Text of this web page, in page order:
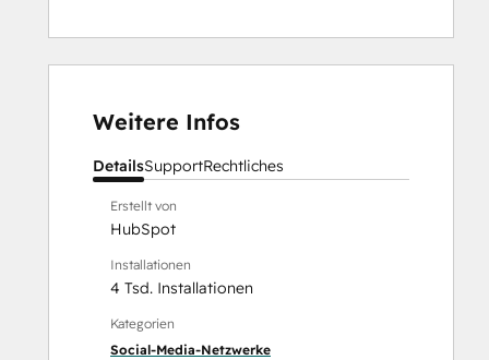
Weitere Infos
DetailsSupportRechtliches
Erstellt von
HubSpot
Installationen
4 Tsd. Installationen
Kategorien
Social-Media-Netzwerke